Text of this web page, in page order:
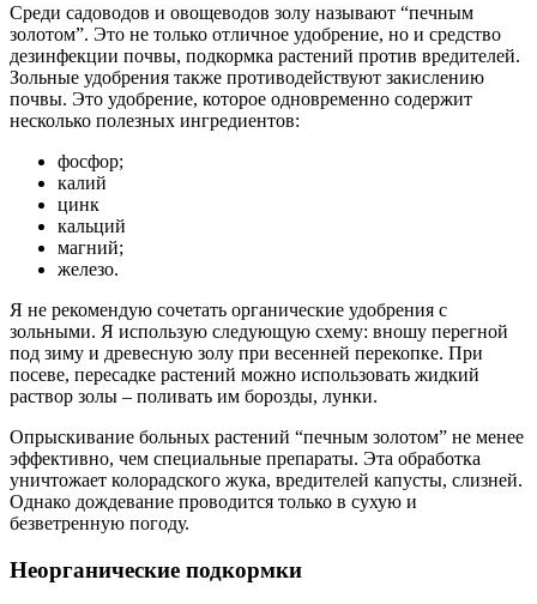
Среди садоводов и овощеводов золу называют “печным
золотом”. Это не только отличное удобрение, но и средство
дезинфекции почвы, подкормка растений против вредителей.
Зольные удобрения также противодействуют закислению
почвы. Это удобрение, которое одновременно содержит
несколько полезных ингредиентов:
фосфор;
калий
цинк
кальций
магний;
железо.
Я не рекомендую сочетать органические удобрения с
зольными. Я использую следующую схему: вношу перегной
под зиму и древесную золу при весенней перекопке. При
посеве, пересадке растений можно использовать жидкий
раствор золы – поливать им борозды, лунки.
Опрыскивание больных растений “печным золотом” не менее
эффективно, чем специальные препараты. Эта обработка
уничтожает колорадского жука, вредителей капусты, слизней.
Однако дождевание проводится только в сухую и
безветренную погоду.
Неорганические подкормки